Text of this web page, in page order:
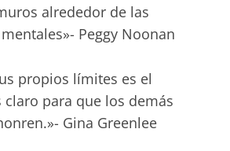
alrededor de las
Peggy Noonan
propios límites es el
claro para que los demás
Gina Greenlee